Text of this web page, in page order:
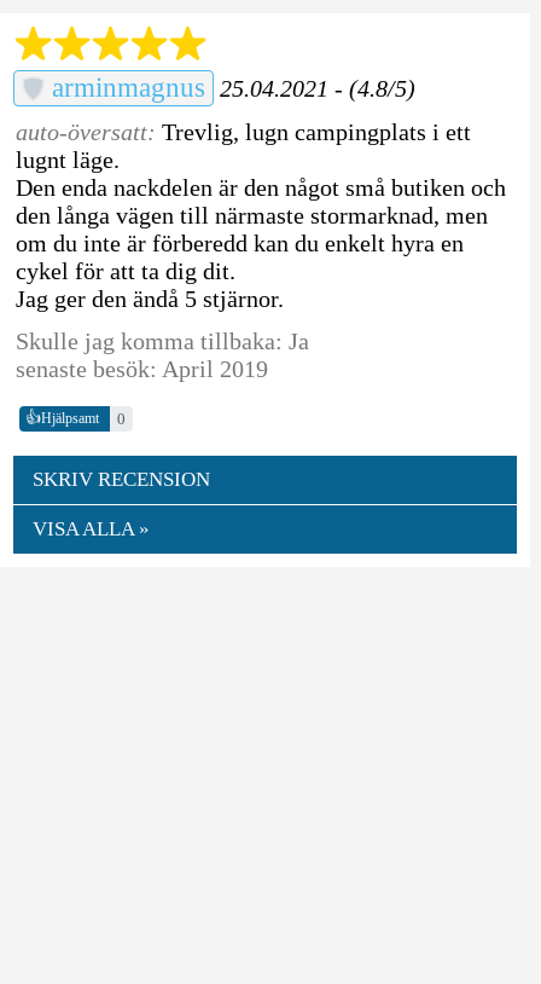
arminmagnus 25.04.2021 - (4.8/5)
auto-översatt: Trevlig, lugn campingplats i ett
lugnt läge.
Den enda nackdelen är den något små butiken och
den långa vägen till närmaste stormarknad, men
om du inte är förberedd kan du enkelt hyra en
cykel för att ta dig dit.
Jag ger den ändå 5 stjärnor.
Skulle jag komma tillbaka: Ja
senaste besök: April 2019
👍Hjälpsamt 0
SKRIV RECENSION
VISA ALLA »